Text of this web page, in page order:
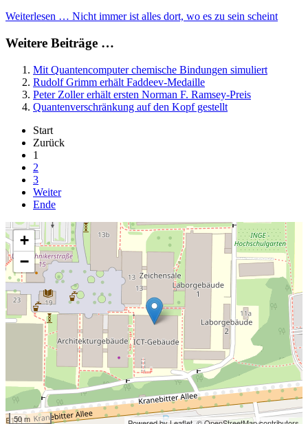
Weiterlesen … Nicht immer ist alles dort, wo es zu sein scheint
Weitere Beiträge …
Mit Quantencomputer chemische Bindungen simuliert
Rudolf Grimm erhält Faddeev-Medaille
Peter Zoller erhält ersten Norman F. Ramsey-Preis
Quantenverschränkung auf den Kopf gestellt
Start
Zurück
1
2
3
Weiter
Ende
+
−
50 m